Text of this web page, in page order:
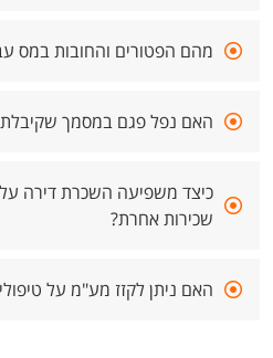
מהם הפטורים והחובות במס
האם נפל פגם במסמך
כיצד משפיעה השכרת דירה
שכירות אחרת?
האם ניתן לקזז מע"מ על